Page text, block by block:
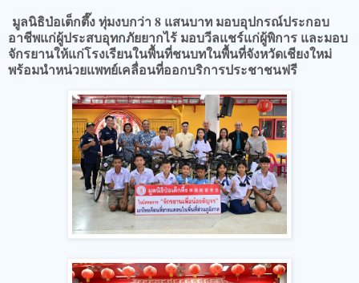
มูลนิธิป่อเต็กตึ๊ง ทุ่มงบกว่า 8 แสนบาท มอบอุปกรณ์ประกอบ
อาชีพแก่ผู้ประสบอุทกภัยยากไร้ มอบวีลแชร์แก่ผู้พิการ และมอบ
จักรยานให้แก่โรงเรียนในพื้นที่ชนบทในพื้นที่จังหวัดเชียงใหม่
พร้อมนำหน่วยแพทย์เคลื่อนที่ออกบริการประชาชนฟรี